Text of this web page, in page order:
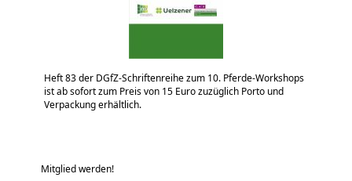
Heft 83 der DGfZ-Schriftenreihe zum 10. Pferde-Workshops
ist ab sofort zum Preis von 15 Euro zuzüglich Porto und
Verpackung erhältlich.
Mitglied werden!